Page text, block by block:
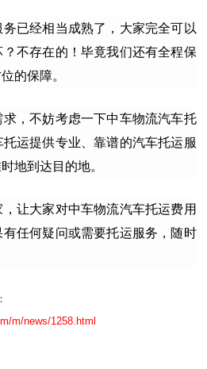
已经相当成熟了，大家完全可以
不存在的！毕竟我们还有全程保
的保障。
，不妨考虑一下中车物流汽车托
托运提供专业、靠谱的汽车托运服
地到达目的地。
让大家对中车物流汽车托运费用
任何疑问或需要托运服务，随时
m/news/1258.html